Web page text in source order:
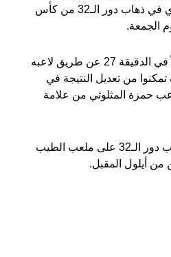
على ملعب فرانسوا حريري في ذهاب دور الـ32 من كأس
الجمعة.
وافتتح النفط التسجيل اولاً في الدقيقة 27 عن طريق لاعبه
من تعديل النتيجة في
اللاعب حمزة المثلوثي من علامة
وسيتواجه الفريقان في إياب دور الـ32 على ملعب الطيب
من أيلول المقبل.